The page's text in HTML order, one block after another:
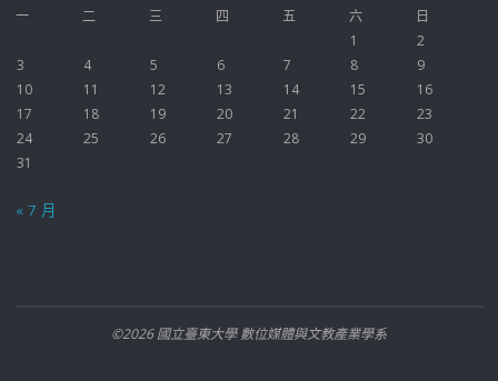
一
二 三 四 五 六
日
1
2
3
4 5 6 7 8
9
10
11 12 13 14 15
16
17
18 19 20 21 22
23
24
25 26 27 28 29
30
31
« 7 月
©2026 國立臺東大學 數位媒體與文教產業學系